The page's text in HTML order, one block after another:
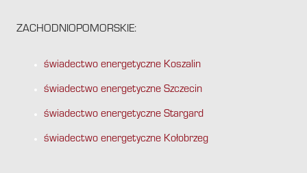
ZACHODNIOPOMORSKIE:
świadectwo energetyczne Koszalin
świadectwo energetyczne Szczecin
świadectwo energetyczne Stargard
świadectwo energetyczne Kołobrzeg